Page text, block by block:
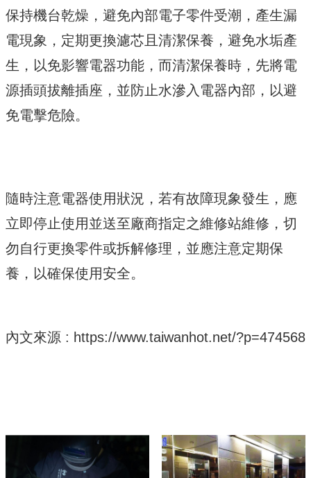
保持機台乾燥，避免內部電子零件受潮，產生漏
電現象，定期更換濾芯且清潔保養，避免水垢產
生，以免影響電器功能，而清潔保養時，先將電
源插頭拔離插座，並防止水滲入電器內部，以避
免電擊危險。
隨時注意電器使用狀況，若有故障現象發生，應
立即停止使用並送至廠商指定之維修站維修，切
勿自行更換零件或拆解修理，並應注意定期保
養，以確保使用安全。
內文來源 : https://www.taiwanhot.net/?p=474568